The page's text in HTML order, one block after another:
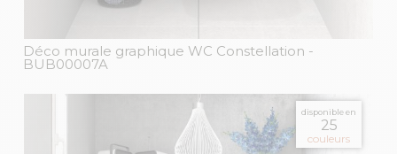
Déco murale graphique WC Constellation -
BUB00007A
disponible en
25
couleurs